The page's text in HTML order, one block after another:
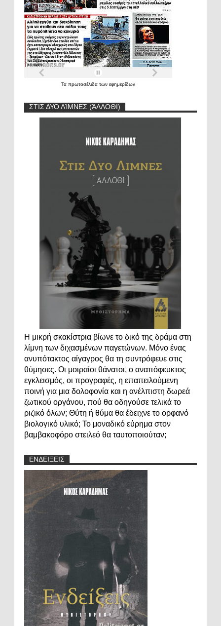
Τα πρωτοσέλιδα των εφημερίδων
ΣΤΙΣ ΔΥΟ ΛΊΜΝΕΣ (ΆΛΛΟΘΙ)
Η μικρή σκακίστρια βίωνε το δικό της δράμα στη
λίμνη των διχασμένων παγετώνων. Μόνο ένας
ανυπότακτος αίγαγρος θα τη συντρόφευε στις
θύμησες. Οι μοιραίοι θάνατοι, ο αναπόφευκτος
εγκλεισμός, οι προγραφές, η επαπειλούμενη
ποινή για μια δολοφονία και η ανέλπιστη δωρεά
ζωτικού οργάνου, πού θα οδηγούσε τελικά το
ριζικό όλων; Θύτη ή θύμα θα έδειχνε το ορφανό
βιολογικό υλικό; Το μοναδικό εύρημα στον
βαμβακοφόρο στειλεό θα ταυτοποιούταν;
ΕΝΔΕΙΞΕΙΣ